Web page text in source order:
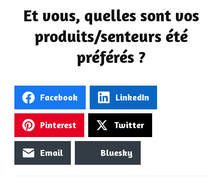
Et vous, quelles sont vos
produits/senteurs été
préférés ?
Facebook LinkedIn
Pinterest Twitter
Email Bluesky